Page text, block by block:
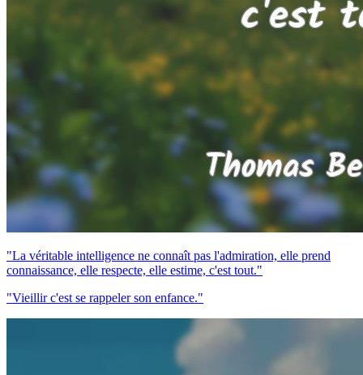
"La véritable intelligence ne connaît pas l'admiration, elle prend
connaissance, elle respecte, elle estime, c'est tout."
"Vieillir c'est se rappeler son enfance."